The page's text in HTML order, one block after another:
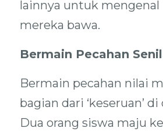
lainnya untuk mengenal
mereka bawa.
Bermain Pecahan
Bermain pecahan nilai
bagian dari ‘keseruan’
Dua orang siswa maju